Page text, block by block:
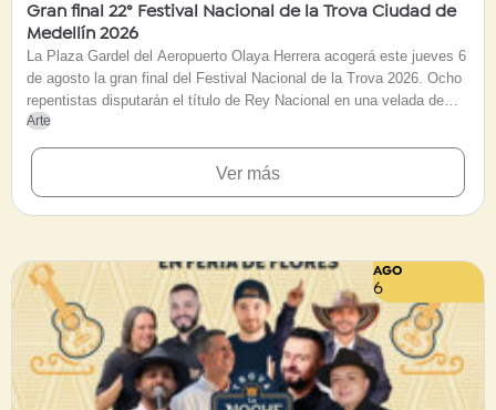
Gran final 22° Festival Nacional de la Trova Ciudad de
Medellín 2026
La Plaza Gardel del Aeropuerto Olaya Herrera acogerá este jueves 6
de agosto la gran final del Festival Nacional de la Trova 2026. Ocho
repentistas disputarán el título de Rey Nacional en una velada de
acceso gratuito centrada en la improvisación, la tradición oral y el
humor regional. La jornada iniciará a las cinco de la tarde e incluirá
shows artísticos de Carrangakids, Unión Latina, Fatn Show, La Toma
Parrandera y Juancho de la Espriella. Con más de cinco décadas de
historia, este certamen emblema de la Feria de las Flores
Arte
Ver más
AGO
6